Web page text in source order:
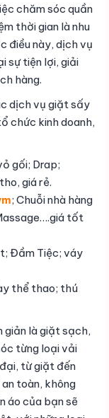
chăm sóc quần
thời gian là nhu
điều này, dịch vụ
sự tiện lợi, giải
hàng.
dịch vụ giặt sấy
chức kinh doanh,
gối; Drap;
giá rẻ.
; Chuỗi nhà hàng
tốt
Đầm Tiệc; váy
thể thao; thú
giản là giặt sạch,
từng loại vải
từ giặt đến
toàn, không
áo của bạn sẽ